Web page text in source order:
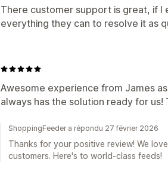
There customer support is great, if I
everything they can to resolve it as
Awesome experience from James
always has the solution ready for us!
ShoppingFeeder a répondu 27 février 2026
Thanks for your positive review! We
customers. Here's to world-class feeds!